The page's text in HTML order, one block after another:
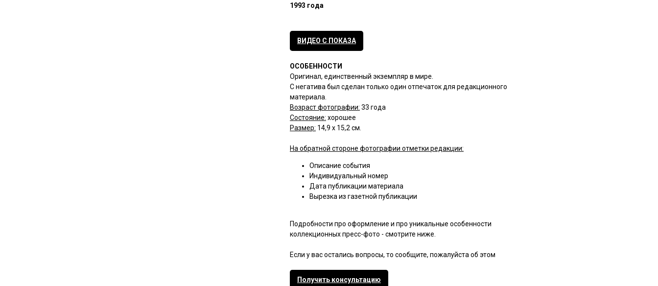
1993 года
ВИДЕО С ПОКАЗА
ОСОБЕННОСТИ
Оригинал, единственный экземпляр в мире.
С негатива был сделан только один отпечаток для редакционного
материала.
Возраст фотографии: 33 года
Состояние: хорошее
Размер: 14,9 x 15,2 см.
На обратной стороне фотографии отметки редакции:
Описание события
Индивидуальный номер
Дата публикации материала
Вырезка из газетной публикации
Подробности про оформление и про уникальные особенности
коллекционных пресс-фото - смотрите ниже.
Если у вас остались вопросы, то сообщите, пожалуйста об этом
Получить консультацию